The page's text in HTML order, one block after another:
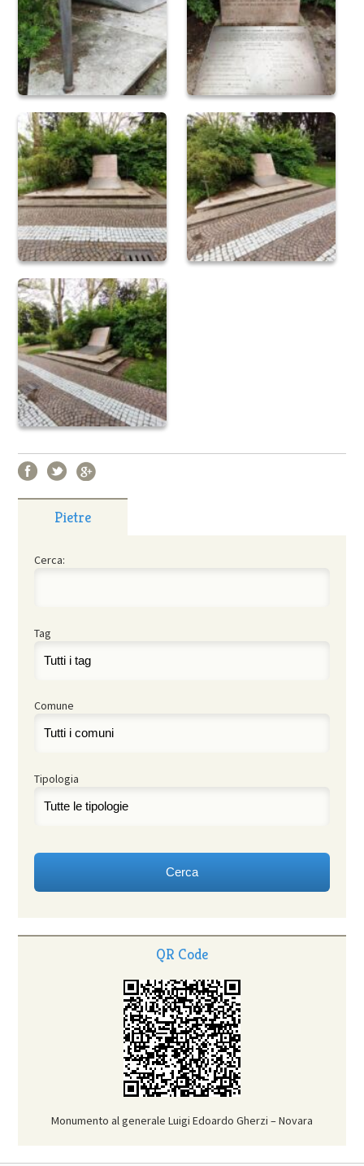
Pietre
Cerca:
Tag
Comune
Tipologia
QR Code
Monumento al generale Luigi Edoardo Gherzi – Novara